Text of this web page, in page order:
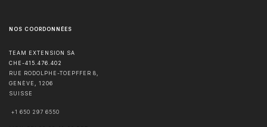
NOS COORDONNÉES
TEAM EXTENSION SA
CHE-415.476.402
RUE RODOLPHE-TOEPFFER 8,
GENÈVE
1206
SUISSE
+1 650 297 6550